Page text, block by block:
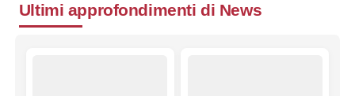
Ultimi approfondimenti di News